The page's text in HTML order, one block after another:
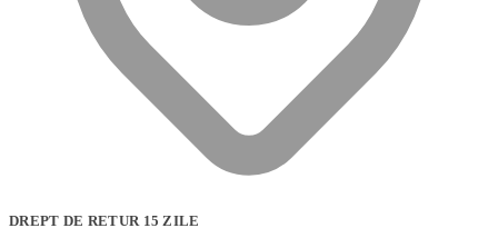
DREPT DE RETUR 15 ZILE